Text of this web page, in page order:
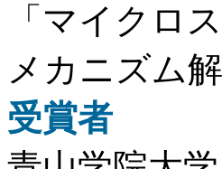
「マイクロ
メカニズム
受賞者